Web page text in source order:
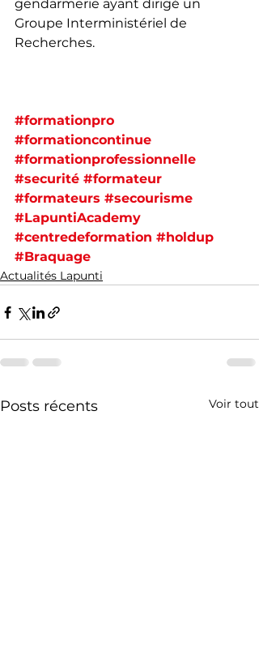
gendarmerie ayant dirigé un
Groupe Interministériel de
Recherches.
#formationpro
#formationcontinue
#formationprofessionnelle
#securité #formateur
#formateurs #secourisme
#LapuntiAcademy
#centredeformation #holdup
#Braquage
Actualités Lapunti
Posts récents Voir tout